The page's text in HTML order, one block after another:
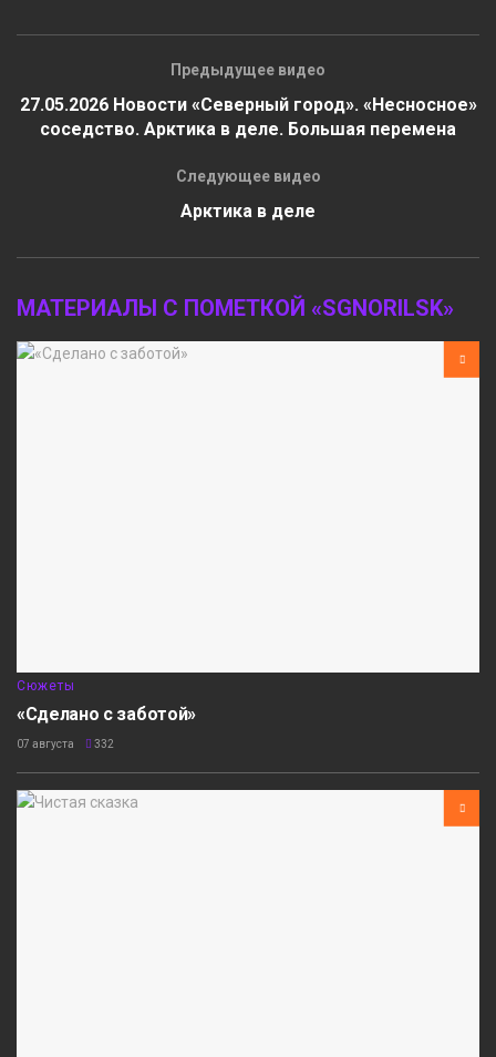
Предыдущее видео
27.05.2026 Новости «Северный город». «Несносное»
соседство. Арктика в деле. Большая перемена
Следующее видео
Арктика в деле
МАТЕРИАЛЫ С ПОМЕТКОЙ «SGNORILSK»
Сюжеты
«Сделано с заботой»
07 августа 332